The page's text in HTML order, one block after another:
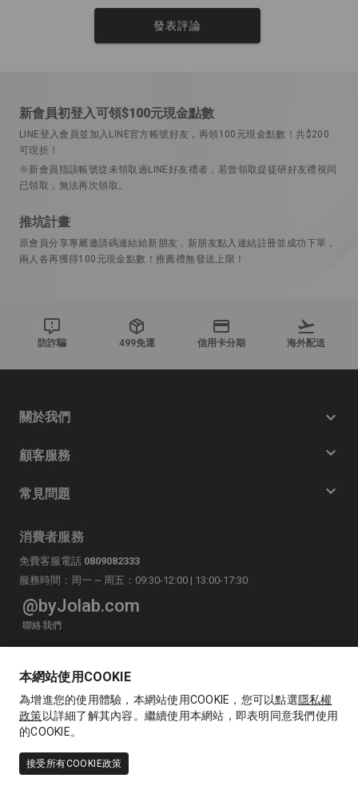
發表評論
新會員初登入可領$100元現金點數
LINE登入會員並加入LINE官方帳號好友，再領100元現金點數！共$200
可現折！
※新會員指該帳號從未領取過LINE好友禮者，若曾領取提提研好友禮視同
已領取，無法再次領取。
推坑計畫
原會員分享專屬邀請碼連結給新朋友，新朋友點入連結註冊並成功下單，
兩人各再獲得100元現金點數！推薦禮無發送上限！
防詐騙 499免運 信用卡分期 海外配送
關於我們
顧客服務
常見問題
消費者服務
免費客服電話 0809082333
服務時間：周一 ~ 周五：09:30-12:00 | 13:00-17:30
@byJolab.com
聯絡我們
LINE
byJolab官方帳號
Copyright © 佐見啦生技股份有限公司(統編: 53589823)版權所有，轉載必
究 本站委由柏金法律事務所
本網站使用COOKIE
為增進您的使用體驗，本網站使用COOKIE，您可以點選隱私權
政策以詳細了解其內容。繼續使用本網站，即表明同意我們使用
的COOKIE。
接受所有COOKIE政策